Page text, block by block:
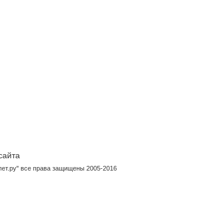
все права защищены 2005-2016